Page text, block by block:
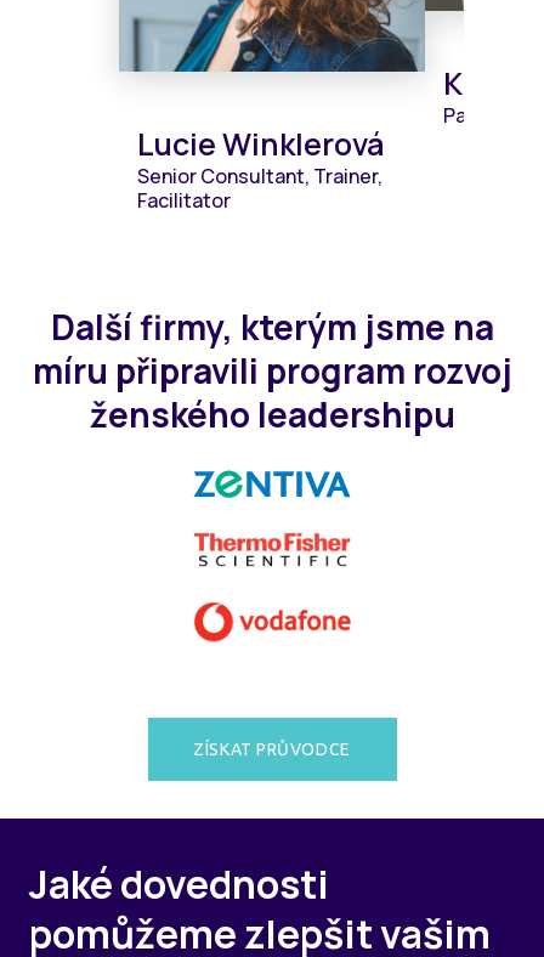
Lucie Winklerová
Senior Consultant, Trainer,
Facilitator
Partner
Další firmy, kterým jsme na
míru připravili program rozvoj
ženského leadershipu
ZÍSKAT PRŮVODCE
Jaké dovednosti
pomůžeme zlepšit vašim